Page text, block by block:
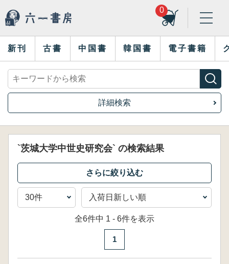
0
新刊 古書 中国書 韓国書 電子書籍
詳細検索
`茨城大学中世史研究会` の検索結果
全6件中 1 - 6件を表示
1